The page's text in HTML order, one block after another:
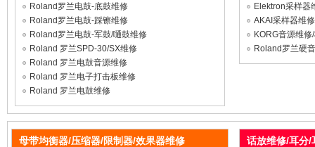
Roland罗兰电鼓-底鼓维修
Roland罗兰电鼓-踩镲维修
Roland罗兰电鼓-军鼓/嗵鼓维修
Roland 罗兰SPD-30/SX维修
Roland 罗兰电鼓音源维修
Roland 罗兰电子打击板维修
Roland 罗兰电鼓维修
Elektron采样器
AKAI采样器维
KORG音源维
Roland罗兰硬
母带均衡器/压缩器/限制器/效果器维修 话放维修/耳分/